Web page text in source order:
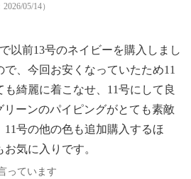
05/14）
以前13号のネイビーを購入しまし
、今回お安くなっていたため11
綺麗に着こなせ、11号にして良
ーンのパイピングがとても素敵
号の他の色も追加購入するほ
気に入りです。
っています